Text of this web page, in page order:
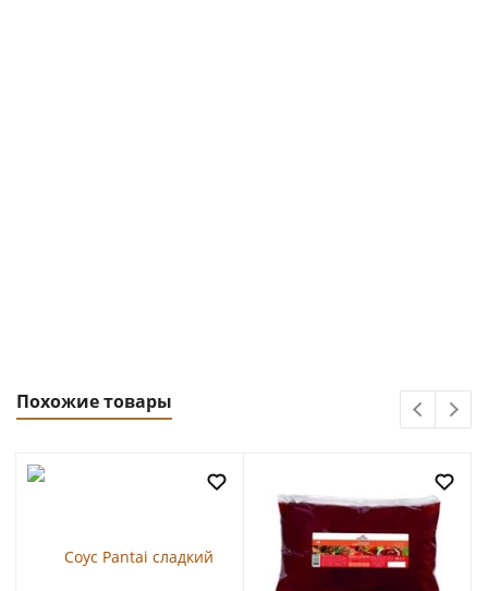
Похожие товары